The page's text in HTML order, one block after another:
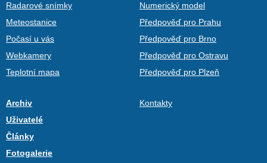
Radarové snímky
Meteostanice
Počasí u vás
Webkamery
Teplotní mapa
Numerický model
Předpověď pro Prahu
Předpověď pro Brno
Předpověď pro Ostravu
Předpověď pro Plzeň
Archiv
Uživatelé
Články
Fotogalerie
Kontakty